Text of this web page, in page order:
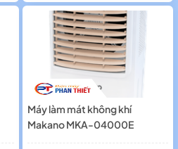
Máy làm mát không khí
Makano MKA-04000E